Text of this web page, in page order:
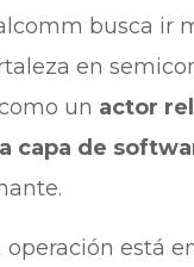
busca ir
en
un actor
capa de
operación está